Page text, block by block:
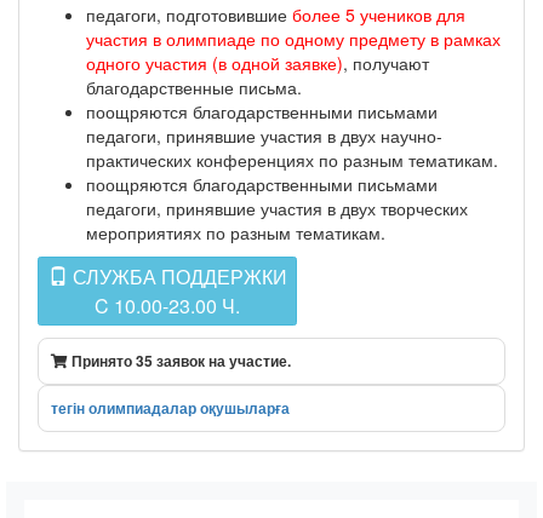
педагоги, подготовившие более 5 учеников для
участия в олимпиаде по одному предмету в рамках
одного участия (в одной заявке), получают
благодарственные письма.
поощряются благодарственными письмами
педагоги, принявшие участия в двух научно-
практических конференциях по разным тематикам.
поощряются благодарственными письмами
педагоги, принявшие участия в двух творческих
мероприятиях по разным тематикам.
СЛУЖБА ПОДДЕРЖКИ
C 10.00-23.00 Ч.
Принято 35 заявок на участие.
тегін олимпиадалар оқушыларға